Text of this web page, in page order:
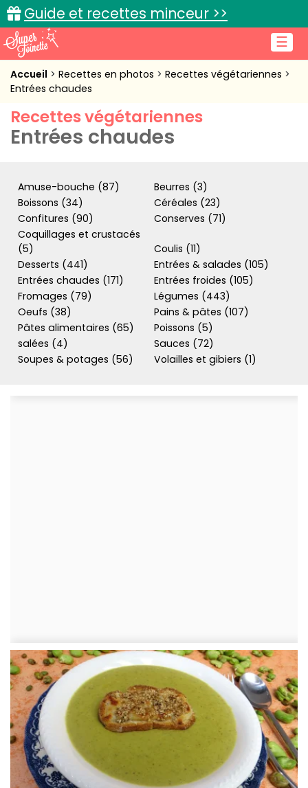
☰
Guide et recettes minceur >>
Accueil
Cuisine pratique
Connexion
Accueil Recettes en photos
Recettes végétariennes
Entrées chaudes
Recettes végétariennes
Entrées chaudes
Amuse-bouche (87)
Beurres (3)
Boissons (34)
Céréales (23)
Confitures (90)
Conserves (71)
Coquillages et crustacés
(5)
Coulis (11)
Desserts (441)
Entrées & salades (105)
Entrées chaudes (171)
Entrées froides (105)
Fromages (79)
Légumes (443)
Oeufs (38)
Pains & pâtes (107)
Pâtes alimentaires (65)
Poissons (5)
salées (4)
Sauces (72)
Soupes & potages (56)
Volailles et gibiers (1)